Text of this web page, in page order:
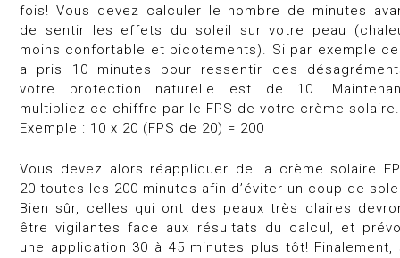
fois! Vous devez calculer le nombre de minutes
de sentir les effets du soleil sur votre peau
moins confortable et picotements). Si par exemple
a pris 10 minutes pour ressentir ces
votre protection naturelle est de 10.
multipliez ce chiffre par le FPS de votre crème solaire.
Exemple : 10 x 20 (FPS de 20) = 200
Vous devez alors réappliquer de la crème solaire
20 toutes les 200 minutes afin d’éviter un coup de
Bien sûr, celles qui ont des peaux très claires
être vigilantes face aux résultats du calcul, et
une application 30 à 45 minutes plus tôt! Finalement,